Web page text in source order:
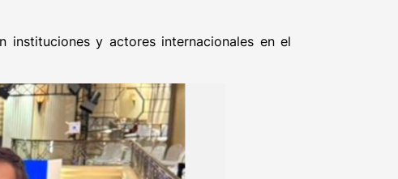
instituciones y actores internacionales en el